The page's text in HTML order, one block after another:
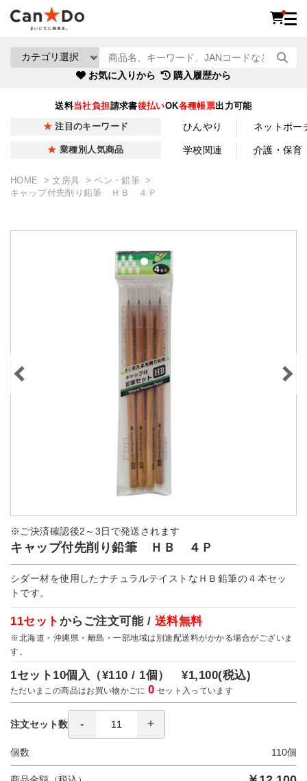
お気に入りから 購入履歴から
送料当社負担請求書後払いOK各種帳票出力可能
注目のキーワード ひんやり ネットポー
業種別人気商品 学校関連 介護・保育
HOME 文房具
ペン・鉛筆
キャップ付先削り鉛筆 ＨＢ ４Ｐ
※ご決済確認後2～3日で発送されます
キャップ付先削り鉛筆 ＨＢ ４Ｐ
シダー材を使用したナチュラルテイストなＨＢ鉛筆の４本セッ
トです。
11セット からご注文可能 / 送料無料
※北海道・沖縄県・離島・一部地域は別途配送料がかかる場合がございま
す。
1セット10個入（¥110 / 1個）¥1,100(税込)
ただいまこの商品はお買い物かごに0 セット入っています
注文セット数
個数 110個